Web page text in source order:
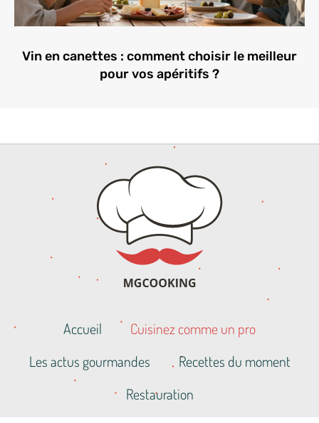
Vin en canettes : comment choisir le meilleur
pour vos apéritifs ?
Accueil
Cuisinez comme un pro
Les actus gourmandes
Recettes du moment
Restauration